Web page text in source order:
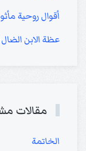
أقوال روحية
عظة الابن
مقالات
الخاتمة